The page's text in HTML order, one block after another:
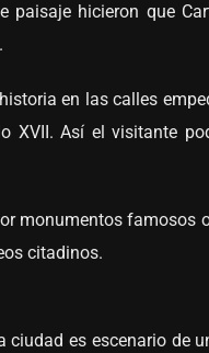
paisaje hicieron que
en las calles
XVII. Así el visitante
monumentos famosos
citadinos.
ciudad es escenario de